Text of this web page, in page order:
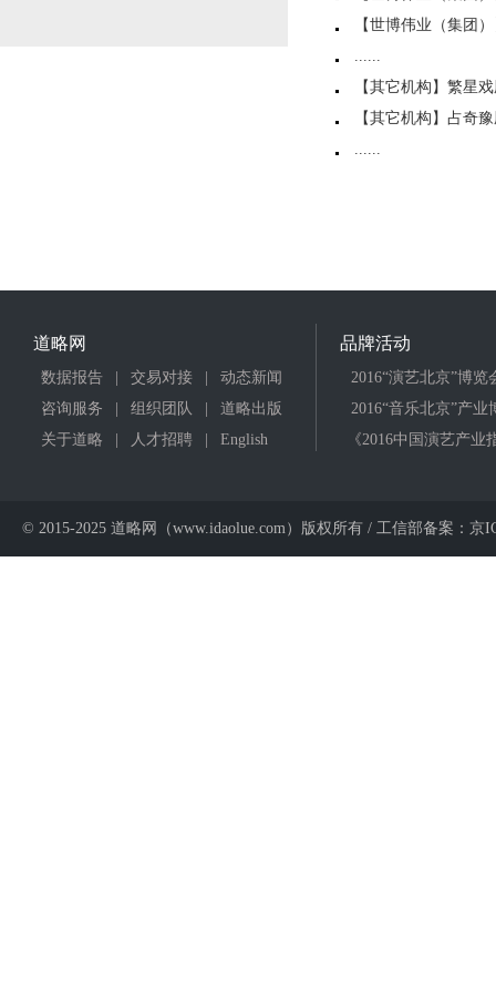
【世博伟业（集团
......
【其它机构】繁星
【其它机构】占奇
......
道略网
数据报告 交易对接
动态新闻
咨询服务
组织团队
道略出版
关于道略
人才招聘 English
品牌活动
2016“演艺北京”博览
2016“音乐北京”产业
《2016中国演艺产业
© 2015-2025 道略网（www.idaolue.com）版权所有 / 工信部备案：京